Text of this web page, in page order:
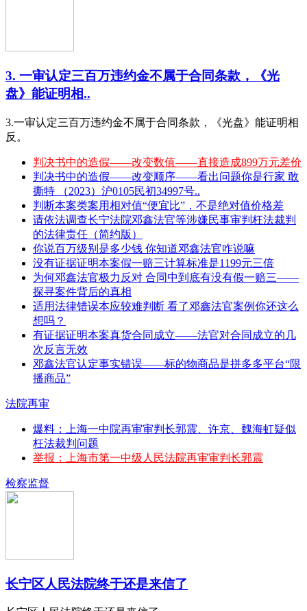
3. 一审认定三百万违约金不属于合同条款，《光
盘》能证明相..
3.一审认定三百万违约金不属于合同条款，《光盘》能证明相
反。
判决书中的造假——改变数值——直接造成899万元差价
判决书中的造假——改变顺序——看出问题你是行家 敢
撕特 （2023）沪0105民初34997号..
判断本案类案用相对值“便宜比”，不是绝对值价格差
请依法调查长宁法院邓鑫法官等涉嫌民事审判枉法裁判
的法律责任（简约版）
你说百万级别是多少钱 你知道邓鑫法官咋说嘛
没有证据证明本案假一赔三计算标准是1199元三倍
为何邓鑫法官极力反对 合同中到底有没有假一赔三——
探寻案件背后的真相
适用法律错误本应较难判断 看了邓鑫法官案例你还这么
想吗？
有证据证明本案真货合同成立——法官对合同成立的几
次反言无效
邓鑫法官认定事实错误——标的物商品是拼多多平台“限
播商品”
法院再审
爆料：上海一中院再审审判长郭震、许京、魏海虹疑似
枉法裁判问题
举报：上海市第一中级人民法院再审审判长郭震
检察监督
长宁区人民法院终于还是来信了